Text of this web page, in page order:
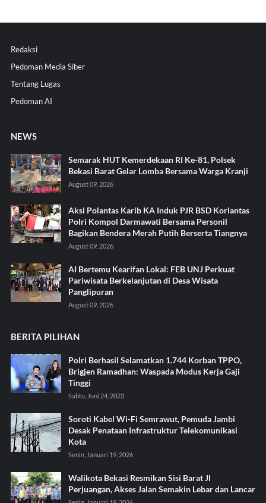
Redaksi
Pedoman Media Siber
Tentang Lugas
Pedoman AI
NEWS
Semarak HUT Kemerdekaan RI Ke-81, Polsek
Bekasi Barat Gelar Lomba Bersama Warga Kranji
August 09, 2026
Aksi Polantas Karib KA Induk PJR BSD Korlantas
Polri Kompol Darmawati Bersama Personil
Bagikan Bendera Merah Putih Berserta Tiangnya
August 09, 2026
AI Bertemu Kearifan Lokal: FEB UNJ Perkuat
Pariwisata Berkelanjutan di Desa Wisata
Panglipuran
August 09, 2026
BERITA PILIHAN
Polri Berhasil Selamatkan 1.744 Korban TPPO,
Brigjen Ramadhan: Waspada Modus Kerja Gaji
Tinggi
Sabtu, Juni 24, 2023
Soroti Kabel Wi-Fi Semrawut, Pemuda Jambi
Desak Penataan Infrastruktur Telekomunikasi
Kota
Senin, Januari 19, 2026
Walikota Bekasi Resmikan Sisi Barat Jl
Perjuangan, Akses Jalan Semakin Lebar dan Lancar